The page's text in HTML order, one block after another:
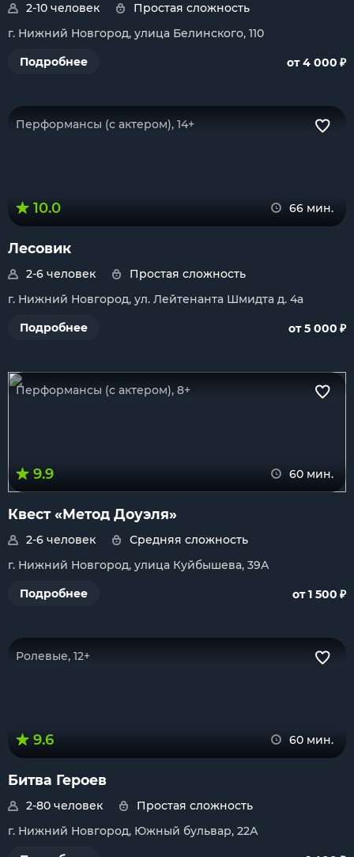
2-10 человек
Простая сложность
г. Нижний Новгород, улица Белинского, 110
Подробнее
от 4 000 ₽
Перформансы (с актером), 14+
10.0 66 мин.
Лесовик
2-6 человек
Простая сложность
г. Нижний Новгород, ул. Лейтенанта Шмидта д. 4а
Подробнее
от 5 000 ₽
Перформансы (с актером), 8+
9.9 60 мин.
Квест «Метод Доуэля»
2-6 человек
Средняя сложность
г. Нижний Новгород, улица Куйбышева, 39А
Подробнее
от 1 500 ₽
Ролевые, 12+
9.6 60 мин.
Битва Героев
2-80 человек
Простая сложность
г. Нижний Новгород, Южный бульвар, 22А